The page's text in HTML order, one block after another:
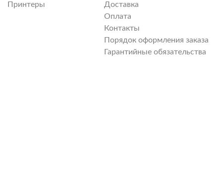
Принтеры
Доставка
Оплата
Контакты
Порядок оформления заказа
Гарантийные обязательства